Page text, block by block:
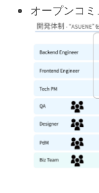
オープンコ